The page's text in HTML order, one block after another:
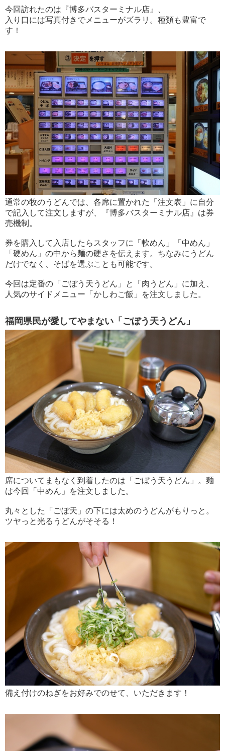
今回訪れたのは『博多バスターミナル店』、
入り口には写真付きでメニューがズラリ。種類も豊富で
す！
通常の牧のうどんでは、各席に置かれた「注文表」に自分
で記入して注文しますが、『博多バスターミナル店』は券
売機制。
券を購入して入店したらスタッフに「軟めん」「中めん」
「硬めん」の中から麺の硬さを伝えます。ちなみにうどん
だけでなく、そばを選ぶことも可能です。
今回は定番の「ごぼう天うどん」と「肉うどん」に加え、
人気のサイドメニュー「かしわご飯」を注文しました。
福岡県民が愛してやまない「ごぼう天うどん」
席についてまもなく到着したのは「ごぼう天うどん」。麺
は今回「中めん」を注文しました。
丸々とした「ごぼ天」の下には太めのうどんがもりっと。
ツヤっと光るうどんがそそる！
備え付けのねぎをお好みでのせて、いただきます！